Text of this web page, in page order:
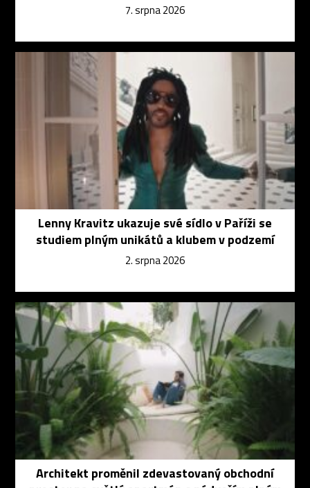
7. srpna 2026
Lenny Kravitz ukazuje své sídlo v Paříži se
studiem plným unikátů a klubem v podzemí
2. srpna 2026
Architekt proměnil zdevastovaný obchodní